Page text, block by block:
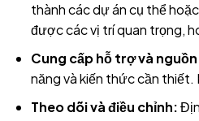
thành các dự án cụ thể
được các vị trí quan trọng,
Cung cấp hỗ trợ và
năng và kiến thức cần thiết.
Theo dõi và điều chỉnh: